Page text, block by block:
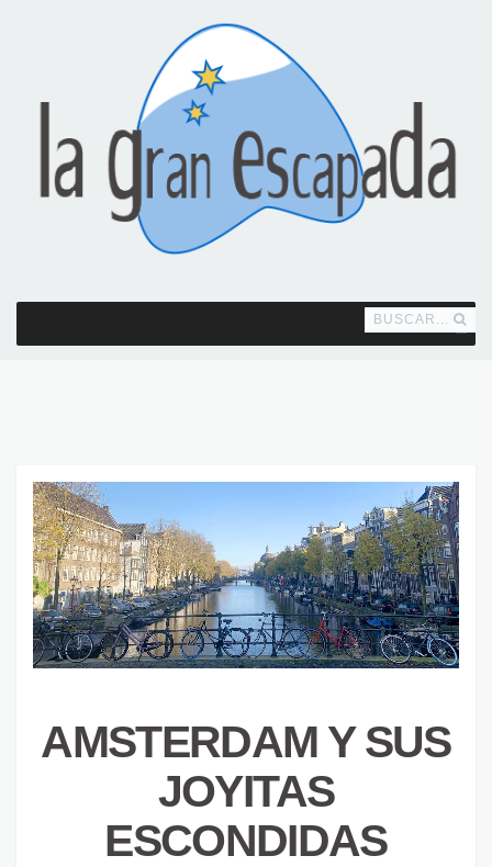
MENU
BUSCAR...
AMSTERDAM Y SUS
JOYITAS
ESCONDIDAS